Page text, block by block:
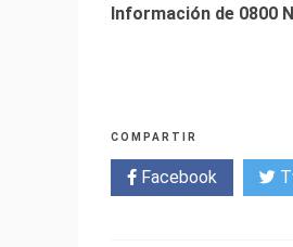
Información de 0800
COMPARTIR
Facebook